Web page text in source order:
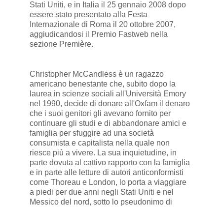
Stati Uniti, e in Italia il 25 gennaio 2008 dopo
essere stato presentato alla Festa
Internazionale di Roma il 20 ottobre 2007,
aggiudicandosi il Premio Fastweb nella
sezione Première.
Christopher McCandless è un ragazzo
americano benestante che, subito dopo la
laurea in scienze sociali all'Università Emory
nel 1990, decide di donare all'Oxfam il denaro
che i suoi genitori gli avevano fornito per
continuare gli studi e di abbandonare amici e
famiglia per sfuggire ad una società
consumista e capitalista nella quale non
riesce più a vivere. La sua inquietudine, in
parte dovuta al cattivo rapporto con la famiglia
e in parte alle letture di autori anticonformisti
come Thoreau e London, lo porta a viaggiare
a piedi per due anni negli Stati Uniti e nel
Messico del nord, sotto lo pseudonimo di